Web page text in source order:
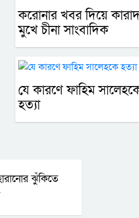
করোনার খবর দিয়ে
মুখে চীনা সাংবাদিক
যে কারণে ফাহিম
হত্যা
ঝুঁকিতে